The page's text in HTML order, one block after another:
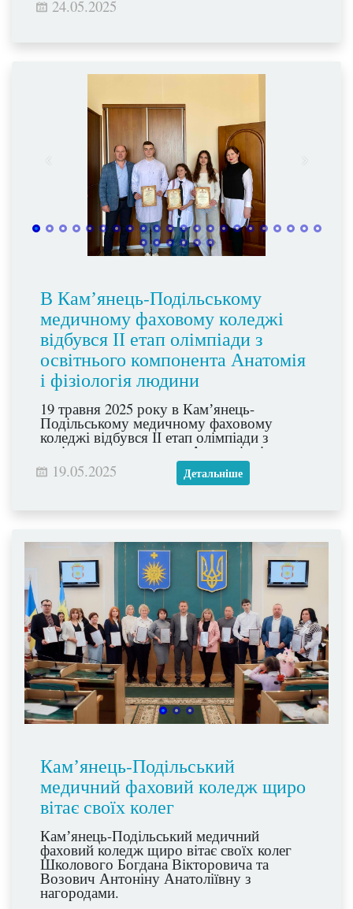
24.05.2025
В Камʼянець-Подільському
медичному фаховому коледжі
відбувся ІІ етап олімпіади з
освітнього компонента Анатомія
і фізіологія людини
19 травня 2025 року в Камʼянець-
Подільському медичному фаховому
коледжі відбувся ІІ етап олімпіади з
освітнього компонента Анатомія і
фізіологія людини (викладач Ганна
ДЗІКЕВИЧ), в якому взяли участь
допомагає здобувачам освіти не лише
краще запам'ятати базові знання, а й
вивчити складні та маловідомі аспекти
анатомії людини, розширюючи їхній
кругозір та відкриваючи нові можливості
для подальшого навчання та кар'єри,
також вдосконалити знання у цій сфері,
даючи можливість показати свої здібності
та порівняти їх з іншими учасниками.
Переможцями стали такі здобувачі освіти:
І місце - Юлія ХРИСТОФОР Yulia
Khrystofor;
ІІ місце - Роман МОШАК;
19.05.2025 Детальніше
Камʼянець-Подільський
медичний фаховий коледж щиро
вітає своїх колег
Камʼянець-Подільський медичний
фаховий коледж щиро вітає своїх колег
Школового Богдана Вікторовича та
Возович Антоніну Анатоліївну з
нагородами.